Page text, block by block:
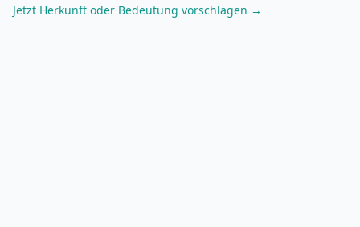
Jetzt Herkunft oder Bedeutung vorschlagen →